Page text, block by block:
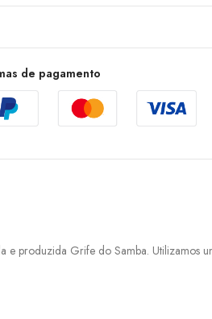
de pagamento
produzida Grife do Samba. Utilizamos